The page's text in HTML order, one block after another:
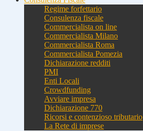
Regime forfettario
Consulenza fiscale
Commercialista on line
Commercialista Milano
Commercialista Roma
Commercialista Pomezia
Dichiarazione redditi
PMI
Enti Locali
Crowdfunding
Avviare impresa
Dichiarazione 770
Ricorsi e contenzioso tributario
La Rete di imprese